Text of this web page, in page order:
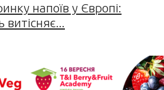
напоїв у Європі:
витісняє...